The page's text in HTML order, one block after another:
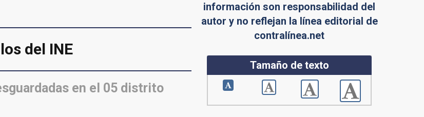
del INE
en el 05 distrito
información son responsabilidad del
autor y no reflejan la línea editorial de
contralínea.net
Tamaño de texto